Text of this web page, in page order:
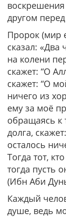
воскрешения
другом
Пророк (мир
сказал: «Два
на колени
скажет: “О
скажет: “О
ничего из
ему за моё
обращаясь к
долга,
осталось
Тогда тот,
тогда пусть
(Ибн Аби
Каждый
душе, ведь